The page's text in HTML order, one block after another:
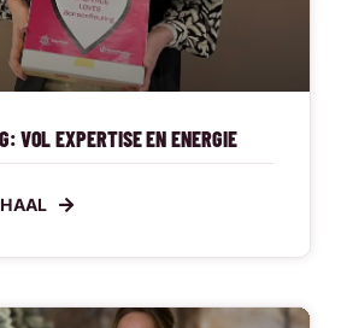
VOL EXPERTISE EN ENERGIE